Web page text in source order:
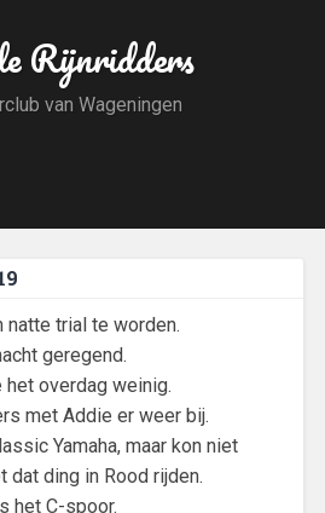
Rijnridders
van Wageningen
trial te worden.
geregend.
het overdag weinig.
met Addie er weer bij.
Yamaha, maar kon niet
dat ding in Rood rijden.
het C-spoor.